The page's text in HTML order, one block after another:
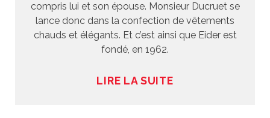
compris lui et son épouse. Monsieur Ducruet se
lance donc dans la confection de vêtements
chauds et élégants. Et c’est ainsi que Eider est
fondé, en 1962.
LIRE LA SUITE